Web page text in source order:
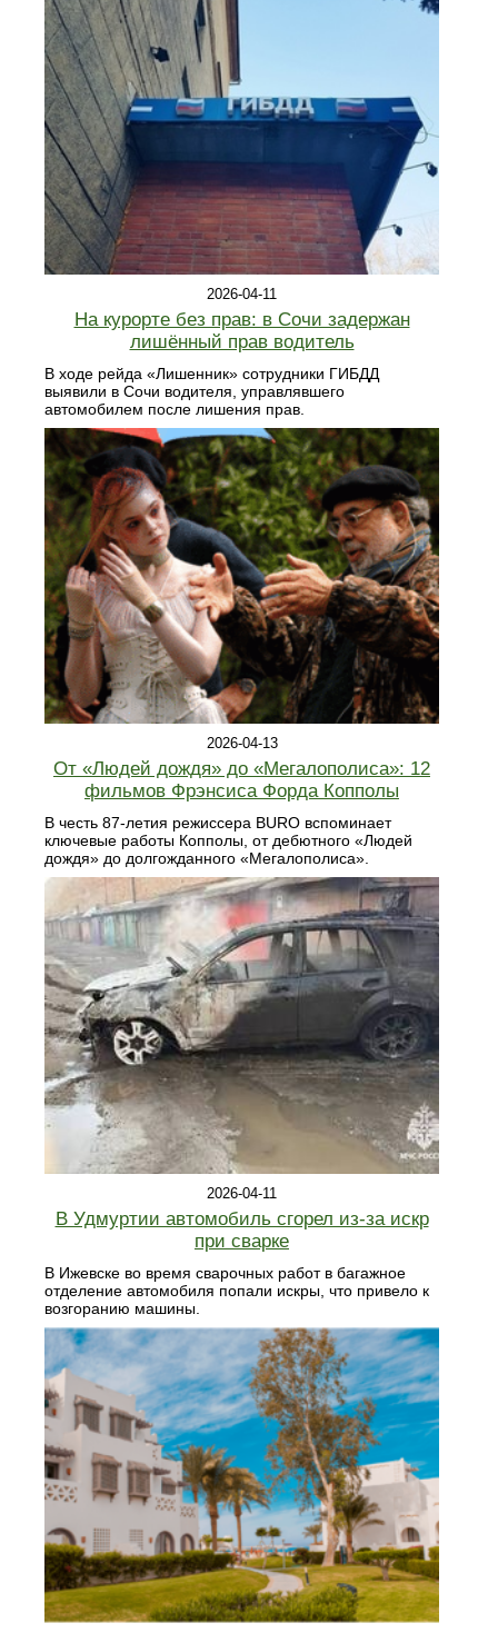
2026-04-11
На курорте без прав: в Сочи задержан
лишённый прав водитель
В ходе рейда «Лишенник» сотрудники ГИБДД
выявили в Сочи водителя, управлявшего
автомобилем после лишения прав.
2026-04-13
От «Людей дождя» до «Мегалополиса»: 12
фильмов Фрэнсиса Форда Копполы
В честь 87-летия режиссера BURO вспоминает
ключевые работы Копполы, от дебютного «Людей
дождя» до долгожданного «Мегалополиса».
2026-04-11
В Удмуртии автомобиль сгорел из-за искр
при сварке
В Ижевске во время сварочных работ в багажное
отделение автомобиля попали искры, что привело к
возгоранию машины.